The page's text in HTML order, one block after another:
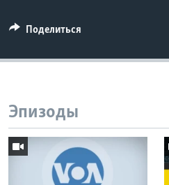
Поделиться
Эпизоды